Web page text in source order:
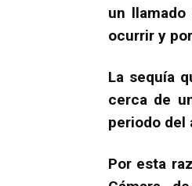
un
ocurrir y
La sequía
cerca de
periodo del
Por esta